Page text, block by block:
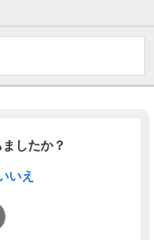
したか？
いえ